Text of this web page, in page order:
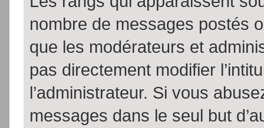
nombre de messages postés
que les modérateurs et
pas directement modifier
l’administrateur. Si vous
messages dans le seul but